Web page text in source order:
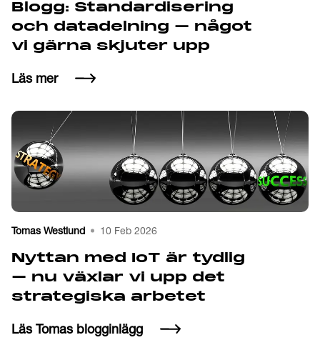
Blogg: Standardisering
och data­delning – något
vi gärna skjuter upp
Läs mer
Tomas Westlund 10 Feb 2026
Nyttan med IoT är tydlig
– nu växlar vi upp det
strategiska arbetet
Läs Tomas blogginlägg